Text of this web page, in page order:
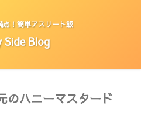
点！簡単アスリート飯
Side Blog
のハニーマスタード